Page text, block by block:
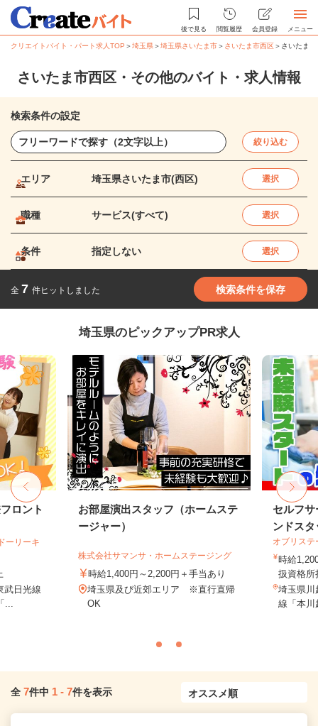
後で見る 閲覧履歴 会員登録 メニュー
クリエイトバイト・パート求人TOP ＞埼玉県＞埼玉県さいたま市＞ さいたま市西区＞ さいたま
さいたま市西区・その他のバイト・求人情報
検索条件の設定
絞り込む
エリア 埼玉県さいたま市(西区) 選択
職種 サービス(すべて) 選択
条件 指定しない 選択
全 7 件ヒットしました 検索条件を保存
埼玉県のピックアップPR求人
ロント
ーリーキ
武日光線
お部屋演出スタッフ（ホームステ
ージャー）
株式会社サマンサ・ホームステージング
時給1,400円～2,200円＋手当あり
埼玉県及び近郊エリア ※直行直帰
OK
セルフ
ンドスタ
オブリス
時給
扱資格所
埼玉県川
線「本川
全 7件中 1 - 7件を表示